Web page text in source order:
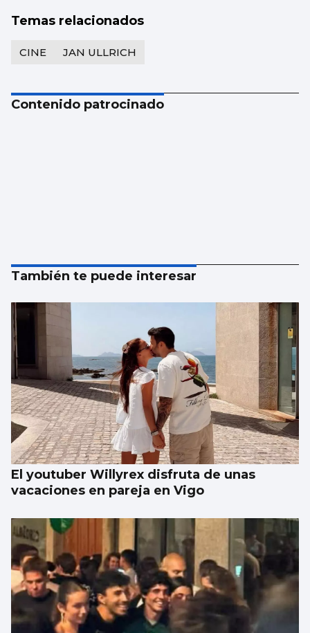
Temas relacionados
CINE JAN ULLRICH
Contenido patrocinado
También te puede interesar
El youtuber Willyrex disfruta de unas
vacaciones en pareja en Vigo